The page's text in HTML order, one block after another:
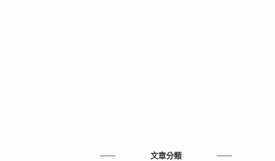
文章分類